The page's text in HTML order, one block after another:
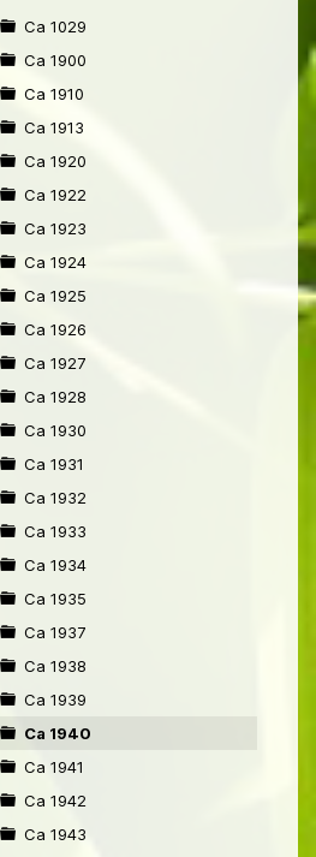
Ca 1029
Ca 1900
Ca 1910
Ca 1913
Ca 1920
Ca 1922
Ca 1923
Ca 1924
Ca 1925
Ca 1926
Ca 1927
Ca 1928
Ca 1930
Ca 1931
Ca 1932
Ca 1933
Ca 1934
Ca 1935
Ca 1937
Ca 1938
Ca 1939
Ca 1940
Ca 1941
Ca 1942
Ca 1943